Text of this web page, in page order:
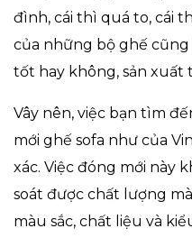
đình, cái thì quá to, cái
của những bộ ghế
tốt hay không, sản xuất
Vây nên, việc bạn tìm
mới ghế sofa như của
xác. Việc đóng mới này
soát được chất lượng
màu sắc, chất liệu và